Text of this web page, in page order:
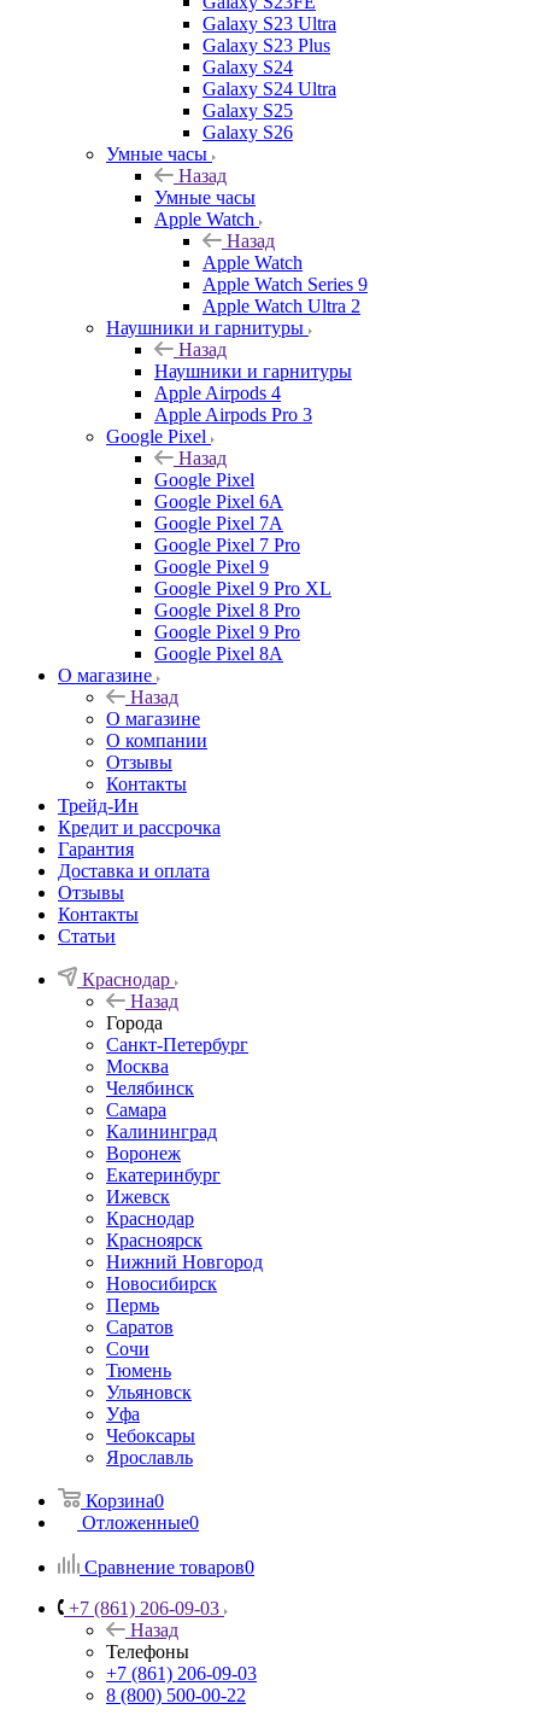
Galaxy S23 Ultra
Galaxy S23 Plus
Galaxy S24
Galaxy S24 Ultra
Galaxy S25
Galaxy S26
Умные часы
Назад
Умные часы
Apple Watch
Назад
Apple Watch
Apple Watch Series 9
Apple Watch Ultra 2
Наушники и гарнитуры
Назад
Наушники и гарнитуры
Apple Airpods 4
Apple Airpods Pro 3
Google Pixel
Назад
Google Pixel
Google Pixel 6A
Google Pixel 7А
Google Pixel 7 Pro
Google Pixel 9
Google Pixel 9 Pro XL
Google Pixel 8 Pro
Google Pixel 9 Pro
Google Pixel 8A
О магазине
Назад
О магазине
О компании
Отзывы
Контакты
Трейд-Ин
Кредит и рассрочка
Гарантия
Доставка и оплата
Отзывы
Контакты
Статьи
Краснодар
Назад
Города
Санкт-Петербург
Москва
Челябинск
Самара
Калининград
Воронеж
Екатеринбург
Ижевск
Краснодар
Красноярск
Нижний Новгород
Новосибирск
Пермь
Саратов
Сочи
Тюмень
Ульяновск
Уфа
Чебоксары
Ярославль
Корзина0
Отложенные0
Сравнение товаров0
+7 (861) 206-09-03
Назад
Телефоны
+7 (861) 206-09-03
8 (800) 500-00-22